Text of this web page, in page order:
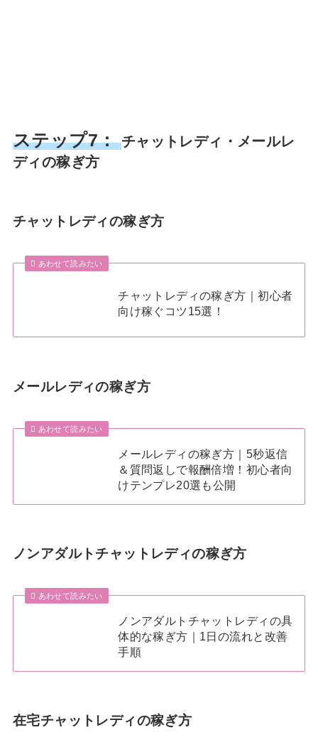
ステップ7： チャットレディ・メールレ
ディの稼ぎ方
チャットレディの稼ぎ方
あわせて読みたい
チャットレディの稼ぎ方｜初心者
向け稼ぐコツ15選！
メールレディの稼ぎ方
あわせて読みたい
メールレディの稼ぎ方｜5秒返信
＆質問返しで報酬倍増！初心者向
けテンプレ20選も公開
ノンアダルトチャットレディの稼ぎ方
あわせて読みたい
ノンアダルトチャットレディの具
体的な稼ぎ方｜1日の流れと改善
手順
在宅チャットレディの稼ぎ方